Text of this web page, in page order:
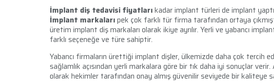
İmplant diş tedavisi fiyatlarıkadar implant türleri de implant
İmplant markalarıpek çok farklı tür firma tarafından ortaya
üretim implant diş markaları olarak ikiye ayrılır. Yerli ve yabancı
farklı seçeneğe ve türe sahiptir.
Yabancı firmaların ürettiği implant dişler, ülkemizde daha çok tercih
sağlamlık açısından yerli markalara göre bir tık daha iyi sonuçlar
olarak hekimler tarafından onay almış güvenilir seviyede bir kaliteye